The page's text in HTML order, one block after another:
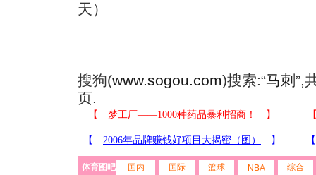
天）
搜狗(www.sogou.com)搜索:“马刺”,
页.
体育图吧 国内 国际 篮球 NBA 综合